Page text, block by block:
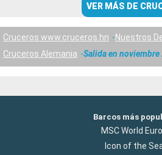
VER MÁS DE
Cruceros www.cruceros.hn
Nuestros
Cruceros Alemania
Salida en
Barcos más
MSC World
Icon of the